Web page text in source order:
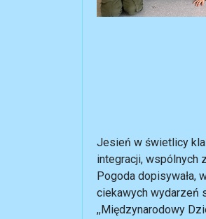
Że
Że jej
Kto to
Marek
Jesień w świetlicy
integracji, wspólnych
Pogoda dopisywała,
ciekawych wydarzeń
,,Międzynarodowy